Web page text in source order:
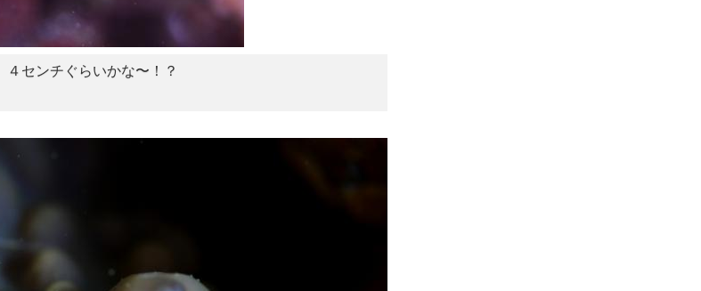
センチぐらいかな〜！？